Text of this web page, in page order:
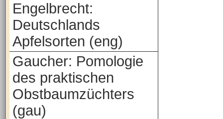
Engelbrecht:
Deutschlands
Apfelsorten (eng)
Gaucher: Pomologie
des praktischen
Obstbaumzüchters
(gau)